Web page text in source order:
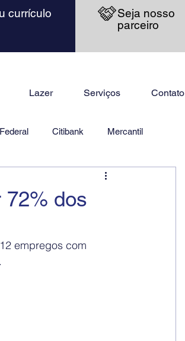
currículo
Seja nosso
parceiro
Lazer Serviços Contato
Citibank Mercantil
72% dos
empregos com